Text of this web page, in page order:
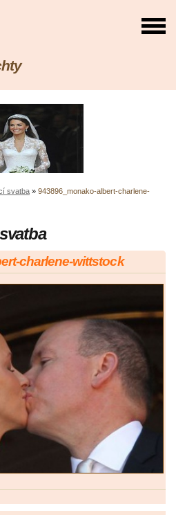
svatba » 943896_monako-albert-charlene-
charlene-wittstock